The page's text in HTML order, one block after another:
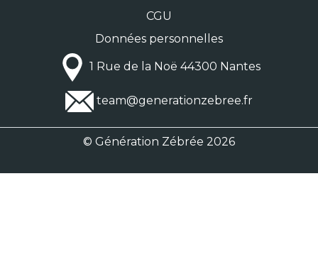
CGU
Données personnelles
1 Rue de la Noë 44300 Nantes
team@generationzebree.fr
© Génération Zébrée 2026